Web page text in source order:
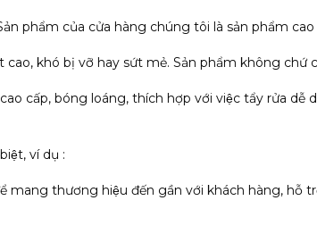
phẩm của cửa hàng chúng tôi là sản phẩm
khó bị vỡ hay sứt mẻ. Sản phẩm không chứ
cấp, bóng loáng, thích hợp với việc tẩy rửa
ví dụ :
mang thương hiệu đến gần với khách hàng, hỗ